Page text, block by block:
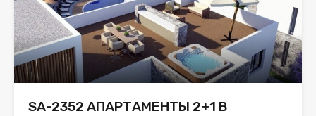
SA-2352 АПАРТАМЕНТЫ 2+1 В